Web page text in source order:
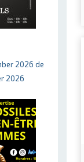
2026 de
2026